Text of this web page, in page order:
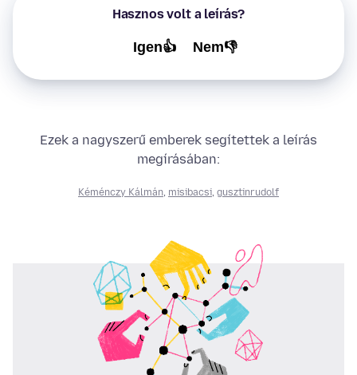
Hasznos volt a leírás?
Igen👍 Nem👎
Ezek a nagyszerű emberek segítettek a leírás
megírásában:
Kéménczy Kálmán misibacsi gusztinrudolf